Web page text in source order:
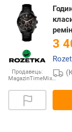
Продавець:
MagazinTimeMix…
3